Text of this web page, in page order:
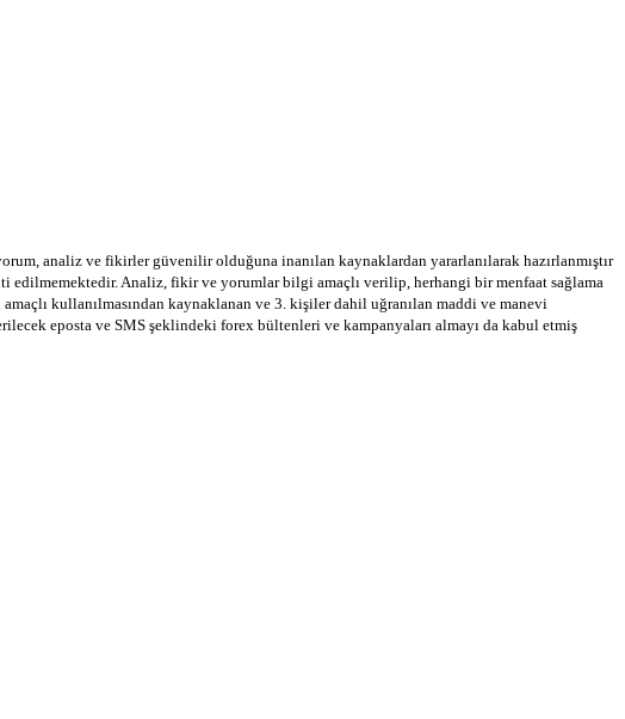
analiz ve fikirler güvenilir olduğuna inanılan kaynaklardan yararlanılarak hazırlanmıştır
edilmemektedir. Analiz, fikir ve yorumlar bilgi amaçlı verilip, herhangi bir menfaat sağlama
kullanılmasından kaynaklanan ve 3. kişiler dahil uğranılan maddi ve manevi
eposta ve SMS şeklindeki forex bültenleri ve kampanyaları almayı da kabul etmiş